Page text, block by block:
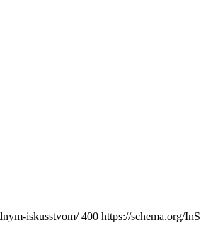
iskusstvom/ 400 https://schema.org/